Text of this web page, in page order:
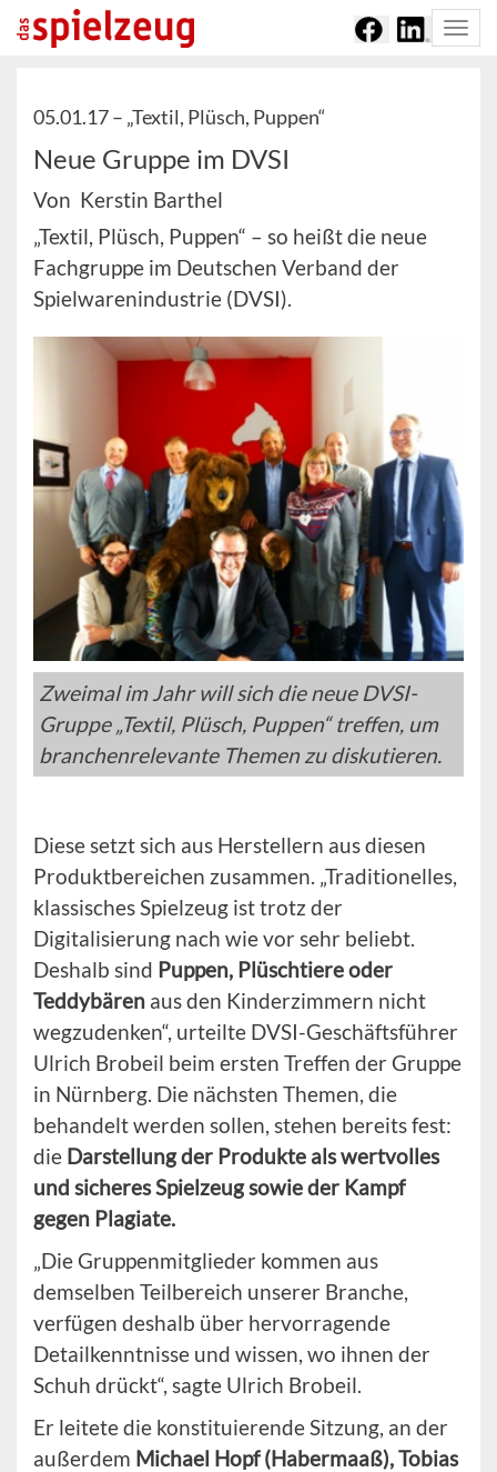
05.01.17 – „Textil, Plüsch, Puppen“
Neue Gruppe im DVSI
Von Kerstin Barthel
„Textil, Plüsch, Puppen“ – so heißt die neue
Fachgruppe im Deutschen Verband der
Spielwarenindustrie (DVSI).
Zweimal im Jahr will sich die neue DVSI-
Gruppe „Textil, Plüsch, Puppen“ treffen, um
branchenrelevante Themen zu diskutieren.
Diese setzt sich aus Herstellern aus diesen
Produktbereichen zusammen. „Traditionelles,
klassisches Spielzeug ist trotz der
Digitalisierung nach wie vor sehr beliebt.
Deshalb sind Puppen, Plüschtiere oder
Teddybären aus den Kinderzimmern nicht
wegzudenken“, urteilte DVSI-Geschäftsführer
Ulrich Brobeil beim ersten Treffen der Gruppe
in Nürnberg. Die nächsten Themen, die
behandelt werden sollen, stehen bereits fest:
die Darstellung der Produkte als wertvolles
und sicheres Spielzeug sowie der Kampf
gegen Plagiate.
„Die Gruppenmitglieder kommen aus
demselben Teilbereich unserer Branche,
verfügen deshalb über hervorragende
Detailkenntnisse und wissen, wo ihnen der
Schuh drückt“, sagte Ulrich Brobeil.
Er leitete die konstituierende Sitzung, an der
außerdem Michael Hopf (Habermaaß), Tobias